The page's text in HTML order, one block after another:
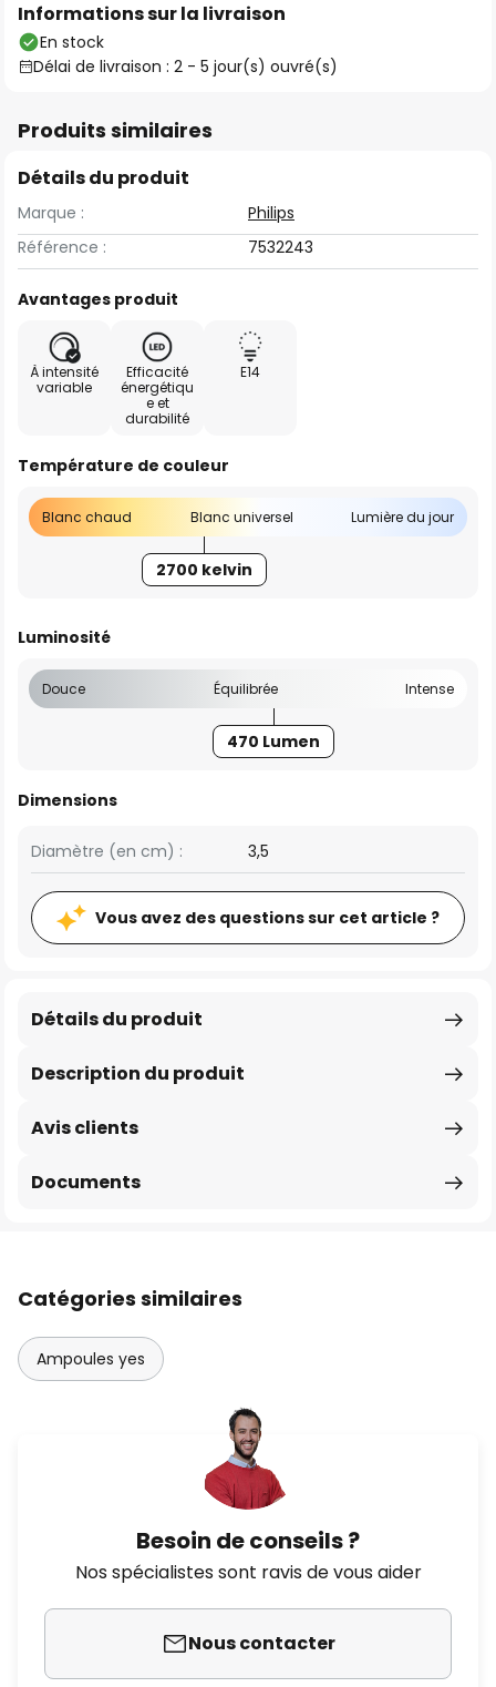
Informations sur la livraison
En stock
Délai de livraison : 2 - 5 jour(s) ouvré(s)
Produits similaires
Détails du produit
Marque :
Philips
Référence :
7532243
Avantages produit
À intensité
variable
Efficacité
énergétiqu
e et
durabilité
E14
Température de couleur
Blanc chaud Blanc universel Lumière du jour
2700 kelvin
Luminosité
Douce Équilibrée Intense
470 Lumen
Dimensions
Diamètre (en cm) : 3,5
Vous avez des questions sur cet article ?
Description du produit
Détails du produit
Avis clients
Documents
Catégories similaires
Ampoules yes
Besoin de conseils ?
Nos spécialistes sont ravis de vous aider
Nous contacter